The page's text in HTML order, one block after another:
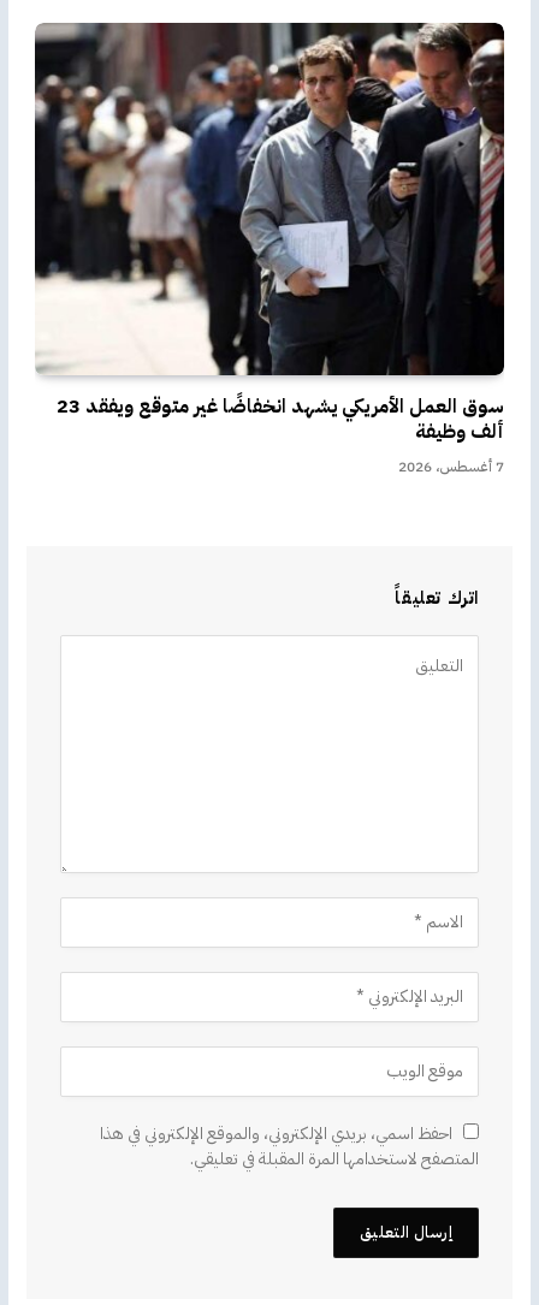
سوق العمل الأمريكي يشهد انخفاضًا غير متوقع ويفقد 23
ألف وظيفة
7 أغسطس، 2026
اترك تعليقاً
احفظ اسمي، بريدي الإلكتروني، والموقع الإلكتروني في هذا
المتصفح لاستخدامها المرة المقبلة في تعليقي.